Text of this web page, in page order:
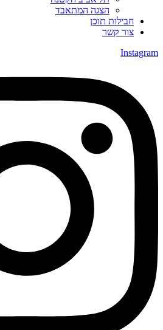
הצגה המתאבד
חבילות תוכן
צור קשר
Instagram